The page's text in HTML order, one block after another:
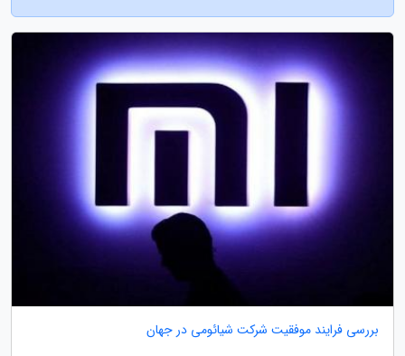
بررسی فرایند موفقیت شرکت شیائومی در جهان